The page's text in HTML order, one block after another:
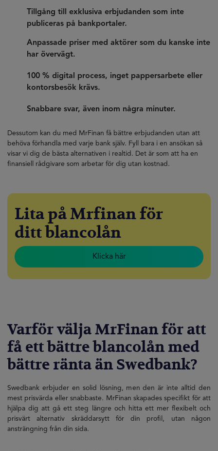
Tillgång till exklusiva erbjudanden som inte
publiceras på bankportaler.
Anpassade priser med aktörer som du kanske inte
har övervägt.
100 % digital process, inget pappersarbete eller
kontorsbesök krävs.
Snabbare svar, även inom några minuter.
Dessutom kan du med MrFinan få bättre erbjudanden utan att
behöva förhandla med varje bank själv. Fyll bara i en ansökan så
visar vi dig de bästa alternativen i realtid. Det är som att ha en
finansiell rådgivare som arbetar för dig utan kostnad.
Lita på Mrfinan för
ditt blancolån
Klicka här
Varför välja MrFinan för att
få ett bättre blancolån med
bättre ränta än Swedbank?
Swedbank erbjuder en solid lösning, men den är inte alltid den
mest prisvärda eller snabbaste. MrFinan skapades specifikt för att
hjälpa dig att gå ett steg längre och hitta ett mer flexibelt och
prisvärt alternativ skräddarsytt för din profil, utan någon
ansträngning från din sida.